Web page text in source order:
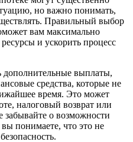
но важно понимать,
Правильный выбор
вам максимально
и ускорить процесс
дополнительные выплаты,
средства, которые не
время. Это может
налоговый возврат или
о возможности
понимаете, что это не